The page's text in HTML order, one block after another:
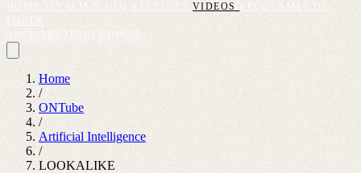
VIDEOS
REGOLAMENTO
Home
/
ONTube
/
Artificial Intelligence
/
LOOKALIKE